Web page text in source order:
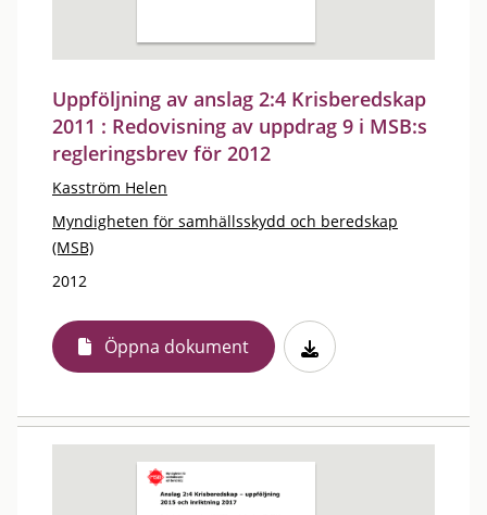
Uppföljning av anslag 2:4 Krisberedskap
2011 : Redovisning av uppdrag 9 i MSB:s
regleringsbrev för 2012
Kasström Helen
Myndigheten för samhällsskydd och beredskap
(MSB)
2012
Öppna dokument